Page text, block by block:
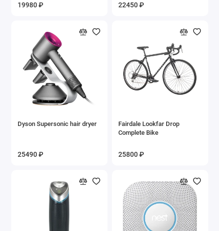
19980 ₽ 22450 ₽
Dyson Supersonic hair dryer
25490 ₽
Fairdale Lookfar Drop
Complete Bike
25800 ₽